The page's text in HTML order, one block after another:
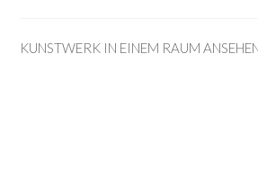
KUNSTWERK IN EINEM RAUM